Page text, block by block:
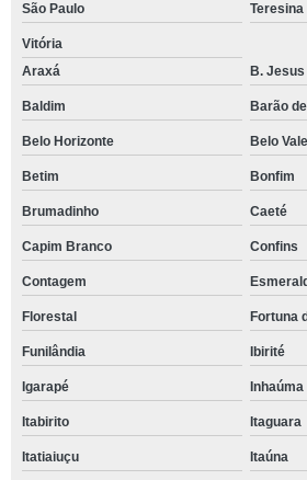
São Paulo Teresina
Vitória
Araxá
B.
Baldim Barão
Belo Horizonte Belo Vale
Betim Bonfim
Brumadinho Caeté
Capim Branco Confins
Contagem
Florestal Fortuna
Funilândia Ibirité
Igarapé Inhaúma
Itabirito Itaguara
Itatiaiuçu Itaúna